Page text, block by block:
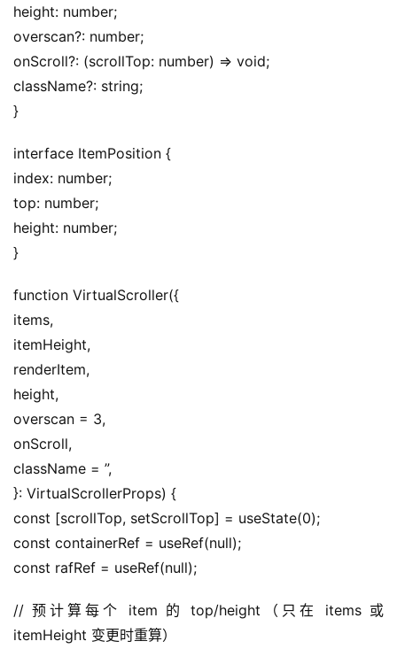
height: number;
overscan?: number;
onScroll?: (scrollTop: number) => void;
className?: string;
}
interface ItemPosition {
index: number;
top: number;
height: number;
}
function VirtualScroller({
items,
itemHeight,
renderItem,
height,
overscan = 3,
onScroll,
className = ”,
}: VirtualScrollerProps) {
const [scrollTop, setScrollTop] = useState(0);
const containerRef = useRef(null);
const rafRef = useRef(null);
// 预计算每个 item 的 top/height（只在 items 或
itemHeight 变更时重算）